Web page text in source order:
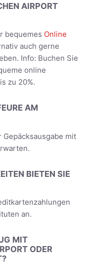
AIRPORT
bequemes Online
auch gerne
Info: Buchen Sie
online
zu 20%.
AM
mit
BIETEN SIE
an.
MIT
ODER